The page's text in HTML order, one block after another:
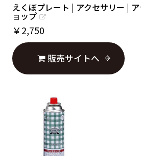
えくぼプレート | アクセサリー |
ョップ
￥2,750
販売サイトへ